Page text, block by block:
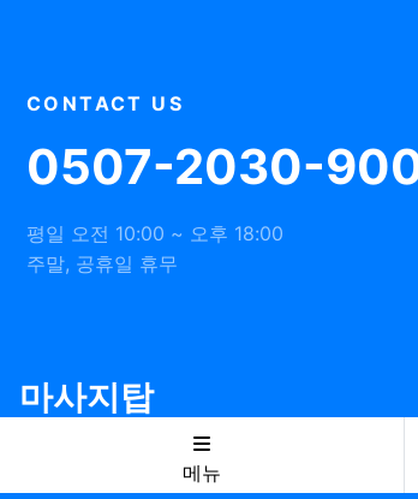
CONTACT US
0507-2030-
평일 오전 10:00 ~ 오후 18:00
주말, 공휴일 휴무
마사지탑
메뉴